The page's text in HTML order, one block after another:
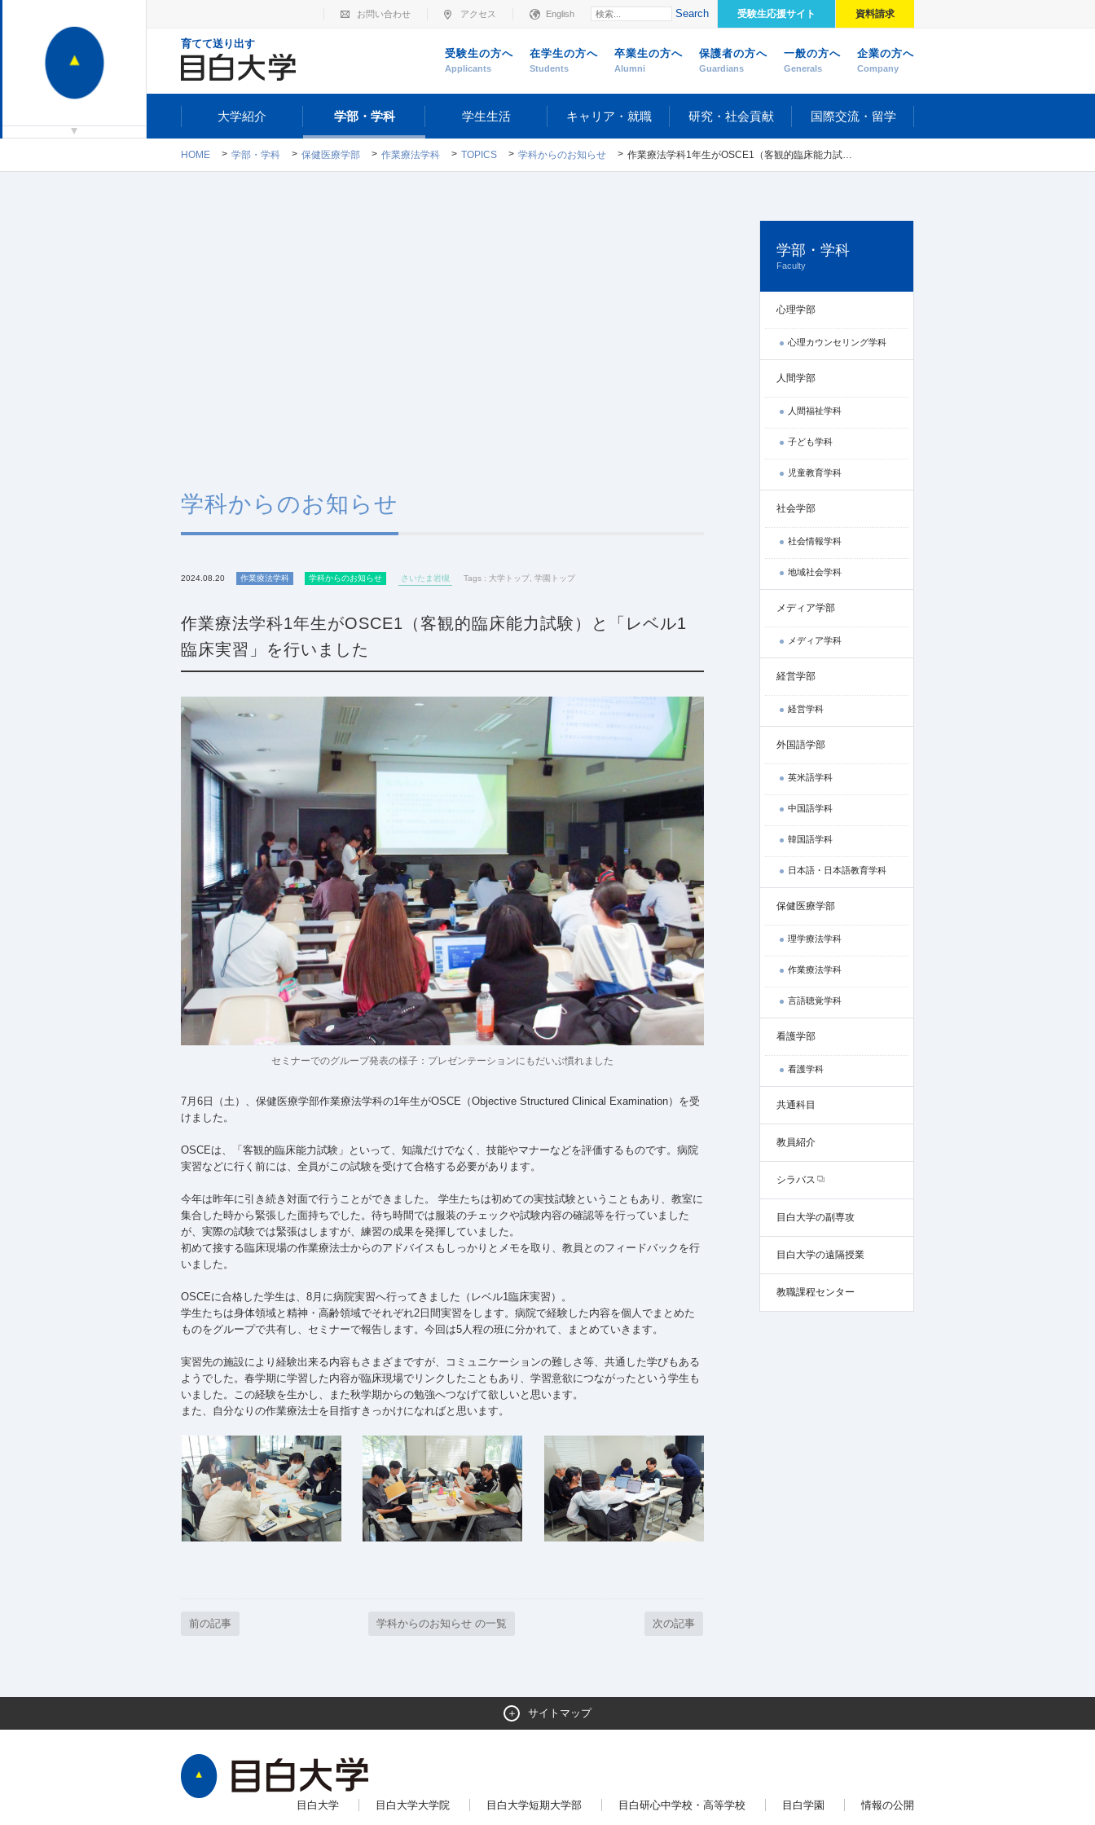
育てて送り出す
お問い合わせ アクセス English Search 受験生応援サイト 資料請求
受験生の方へ
Applicants
在学生の方へ
Students
卒業生の方へ
Alumni
保護者の方へ
Guardians
一般の方へ
Generals
企業の方へ
Company
大学紹介 学部・学科 学生生活 キャリア・就職 研究・社会貢献 国際交流・留学
HOME 学部・学科 保健医療学部 作業療法学科 TOPICS 学科からのお知らせ 作業療法学科1年生がOSCE1（客観的臨床能力試験）と「レベル1臨床実習」を行いました
学科からのお知らせ
2024.08.20 作業療法学科 学科からのお知らせ さいたま岩槻 Tags : 大学トップ 学園トップ
作業療法学科1年生がOSCE1（客観的臨床能力試験）と「レベル1
臨床実習」を行いました
セミナーでのグループ発表の様子： プレゼンテーションにもだいぶ慣れました
7月6日（土）、保健医療学部作業療法学科の1年生がOSCE（Objective Structured Clinical Examination）を受
けました。
OSCEは、「客観的臨床能力試験」といって、知識だけでなく、技能やマナーなどを評価するものです。病院
実習などに行く前には、全員がこの試験を受けて合格する必要があります。
今年は昨年に引き続き対面で行うことができました。 学生たちは初めての実技試験ということもあり、教室に
集合した時から緊張した面持ちでした。待ち時間では服装のチェックや試験内容の確認等を行っていました
が、実際の試験では緊張はしますが、練習の成果を発揮していました。
初めて接する臨床現場の作業療法士からのアドバイスもしっかりとメモを取り、教員とのフィードバックを行
いました。
OSCEに合格した学生は、8月に病院実習へ行ってきました（レベル1臨床実習）。
学生たちは身体領域と精神・高齢領域でそれぞれ2日間実習をします。病院で経験した内容を個人でまとめた
ものをグループで共有し、セミナーで報告します。今回は5人程の班に分かれて、まとめていきます。
実習先の施設により経験出来る内容もさまざまですが、コミュニケーションの難しさ等、共通した学びもある
ようでした。春学期に学習した内容が臨床現場でリンクしたこともあり、学習意欲につながったという学生も
いました。この経験を生かし、また秋学期からの勉強へつなげて欲しいと思います。
また、自分なりの作業療法士を目指すきっかけになればと思います。
前の記事 学科からのお知らせ の一覧 次の記事
学部・学科
Faculty
心理学部
心理カウンセリング学科
人間学部
人間福祉学科
子ども学科
児童教育学科
社会学部
社会情報学科
地域社会学科
メディア学部
メディア学科
経営学部
経営学科
外国語学部
英米語学科
中国語学科
韓国語学科
日本語・日本語教育学科
保健医療学部
理学療法学科
作業療法学科
言語聴覚学科
看護学部
看護学科
共通科目
教員紹介
シラバス
目白大学の副専攻
目白大学の遠隔授業
教職課程センター
サイトマップ
目白大学 目白大学大学院 目白大学短期大学部 目白研心中学校・高等学校 目白学園 情報の公開